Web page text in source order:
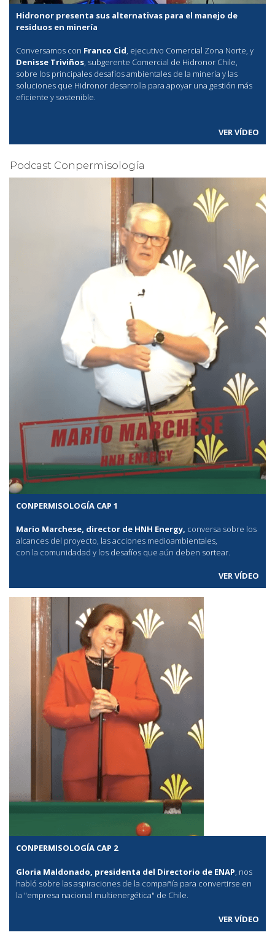
Hidronor presenta sus alternativas para el manejo de
residuos en minería
Conversamos con Franco Cid, ejecutivo Comercial Zona Norte, y
Denisse Triviños, subgerente Comercial de Hidronor Chile,
sobre los principales desafíos ambientales de la minería y las
soluciones que Hidronor desarrolla para apoyar una gestión más
eficiente y sostenible.
VER VÍDEO
Podcast Conpermisología
CONPERMISOLOGÍA CAP 1
Mario Marchese, director de HNH Energy, conversa sobre los
alcances del proyecto, las acciones medioambientales,
con la comunidadad y los desafíos que aún deben sortear.
VER VÍDEO
CONPERMISOLOGÍA CAP 2
Gloria Maldonado, presidenta del Directorio de ENAP, nos
habló sobre las aspiraciones de la compañía para convertirse en
la "empresa nacional multienergética" de Chile.
VER VÍDEO